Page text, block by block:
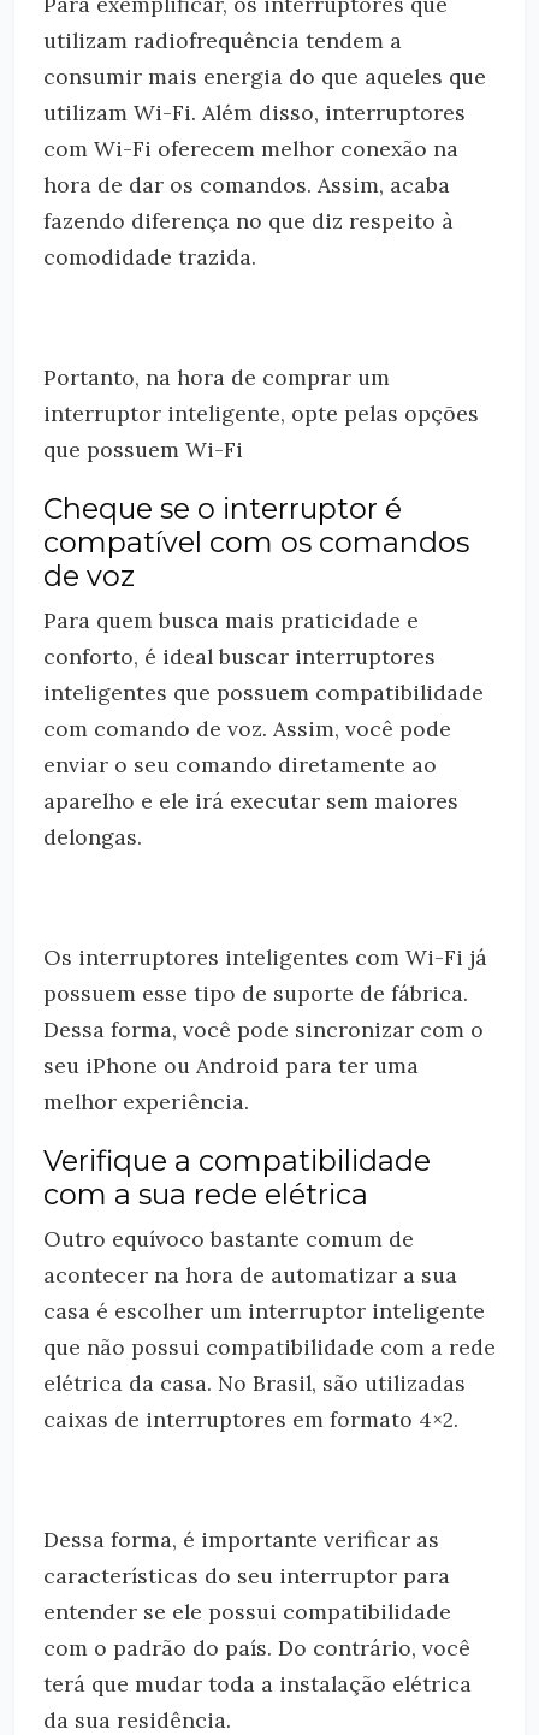
utilizam radiofrequência tendem a
consumir mais energia do que aqueles que
utilizam Wi-Fi. Além disso, interruptores
com Wi-Fi oferecem melhor conexão na
hora de dar os comandos. Assim, acaba
fazendo diferença no que diz respeito à
comodidade trazida.
Portanto, na hora de comprar um
interruptor inteligente, opte pelas opções
que possuem Wi-Fi
Cheque se o interruptor é
compatível com os comandos
de voz
Para quem busca mais praticidade e
conforto, é ideal buscar interruptores
inteligentes que possuem compatibilidade
com comando de voz. Assim, você pode
enviar o seu comando diretamente ao
aparelho e ele irá executar sem maiores
delongas.
Os interruptores inteligentes com Wi-Fi já
possuem esse tipo de suporte de fábrica.
Dessa forma, você pode sincronizar com o
seu iPhone ou Android para ter uma
melhor experiência.
Verifique a compatibilidade
com a sua rede elétrica
Outro equívoco bastante comum de
acontecer na hora de automatizar a sua
casa é escolher um interruptor inteligente
que não possui compatibilidade com a rede
elétrica da casa. No Brasil, são utilizadas
caixas de interruptores em formato 4×2.
Dessa forma, é importante verificar as
características do seu interruptor para
entender se ele possui compatibilidade
com o padrão do país. Do contrário, você
terá que mudar toda a instalação elétrica
da sua residência.